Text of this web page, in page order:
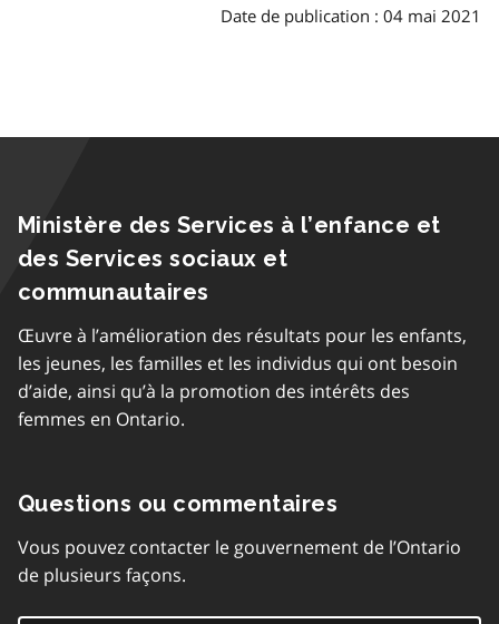
Date de publication : 04 mai 2021
Ministère des Services à l’enfance et
des Services sociaux et
communautaires
Œuvre à l’amélioration des résultats pour les enfants,
les jeunes, les familles et les individus qui ont besoin
d’aide, ainsi qu’à la promotion des intérêts des
femmes en Ontario.
Questions ou commentaires
Vous pouvez contacter le gouvernement de l’Ontario
de plusieurs façons.